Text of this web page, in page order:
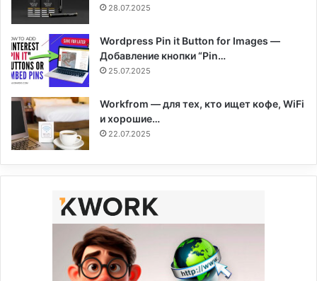
28.07.2025
Wordpress Pin it Button for Images —
Добавление кнопки “Pin…
25.07.2025
Workfrom — для тех, кто ищет кофе, WiFi
и хорошие…
22.07.2025